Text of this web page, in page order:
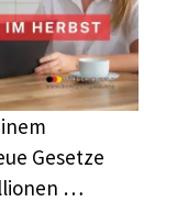
Gesetze
…